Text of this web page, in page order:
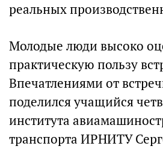
реальных
Молодые люди высоко
практическую пользу
Впечатлениями от
поделился учащийся
института
транспорта ИРНИТУ